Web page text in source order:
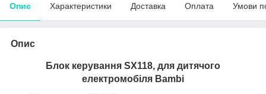
Опис Характеристики Доставка Оплата Умови
Опис
Блок керування SX118, для дитячого
електромобіля Bambi